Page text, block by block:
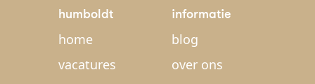
humboldt
home
vacatures
informatie
blog
over ons